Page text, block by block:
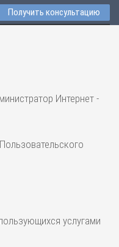
Получить консультацию
Интернет -
услугами